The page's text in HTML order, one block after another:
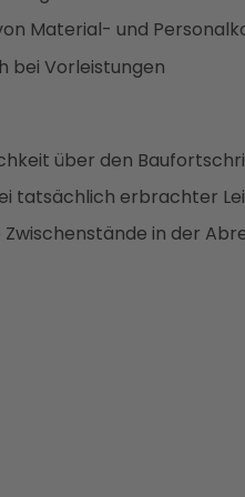
Material- und
bei Vorleistungen
über den
tatsächlich erbrachter
in der